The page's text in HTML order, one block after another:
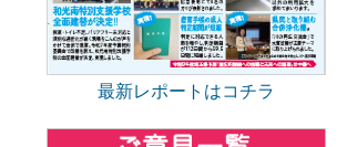
最新レポートはコチラ